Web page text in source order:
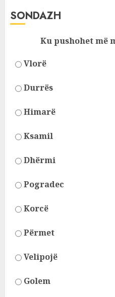
SONDAZH
Ku pushohet më
Vlorë
Durrës
Himarë
Ksamil
Dhërmi
Pogradec
Korcë
Përmet
Velipojë
Golem